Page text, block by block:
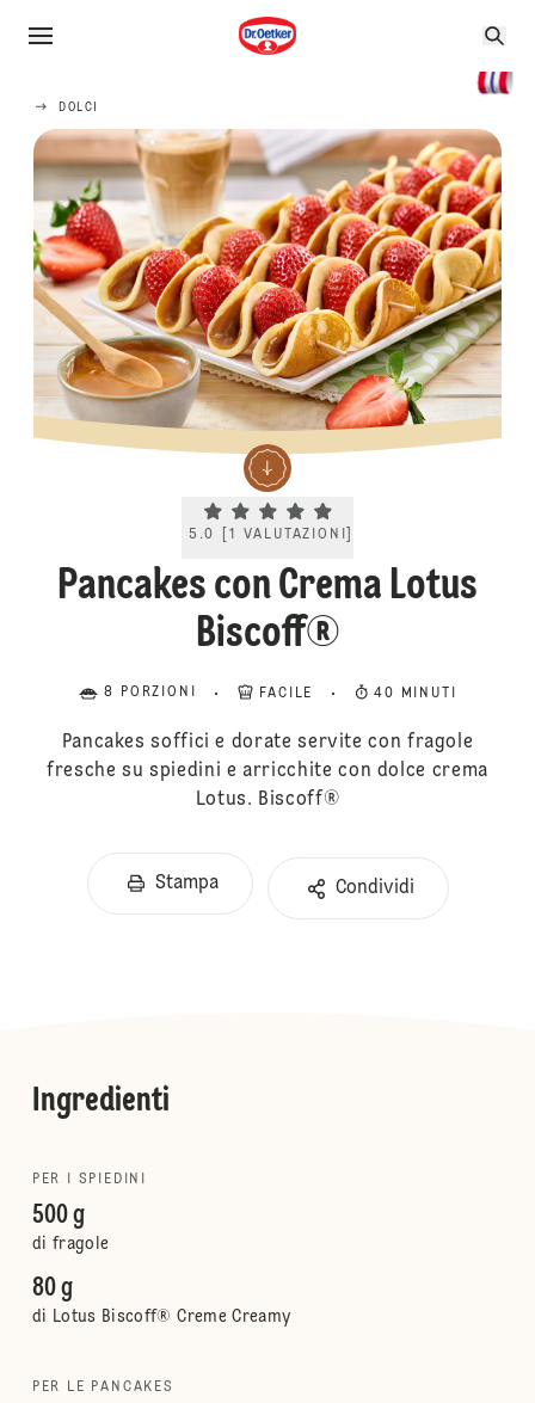
DOLCI
Current rating 5.0. Click to rate.
5.0 1 VALUTAZIONI
Pancakes con Crema Lotus
Biscoff®
8 PORZIONI FACILE 40 MINUTI
Pancakes soffici e dorate servite con fragole
fresche su spiedini e arricchite con dolce crema
Lotus. Biscoff®
Stampa Condividi
Ingredienti
PER I SPIEDINI
500 g
di fragole
80 g
di Lotus Biscoff® Creme Creamy
PER LE PANCAKES